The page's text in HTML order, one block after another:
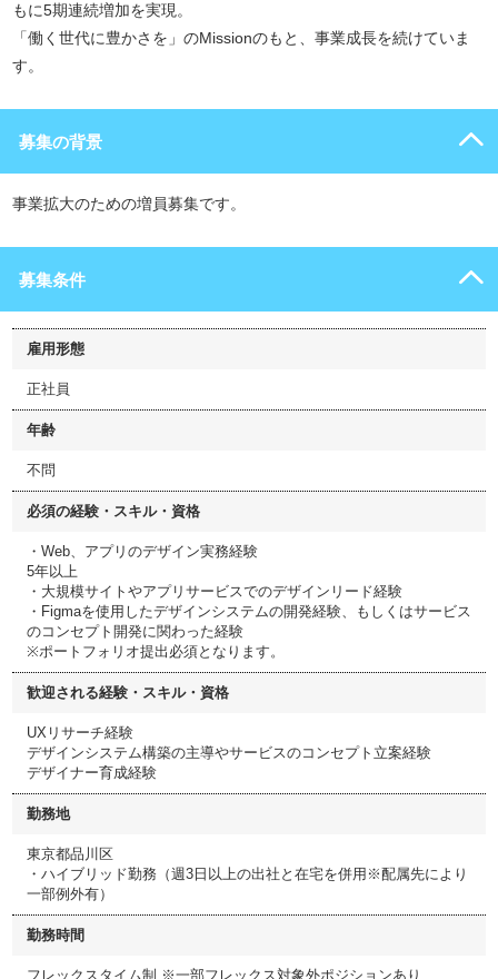
もに5期連続増加を実現。
「働く世代に豊かさを」のMissionのもと、事業成長を続けていま
す。
募集の背景
事業拡大のための増員募集です。
募集条件
雇用形態
正社員
年齢
不問
必須の経験・スキル・資格
・Web、アプリのデザイン実務経験
5年以上
・大規模サイトやアプリサービスでのデザインリード経験
・Figmaを使用したデザインシステムの開発経験、もしくはサービス
のコンセプト開発に関わった経験
※ポートフォリオ提出必須となります。
歓迎される経験・スキル・資格
UXリサーチ経験
デザインシステム構築の主導やサービスのコンセプト立案経験
デザイナー育成経験
勤務地
東京都品川区
・ハイブリッド勤務（週3日以上の出社と在宅を併用※配属先により
一部例外有）
勤務時間
フレックスタイム制 ※一部フレックス対象外ポジションあり